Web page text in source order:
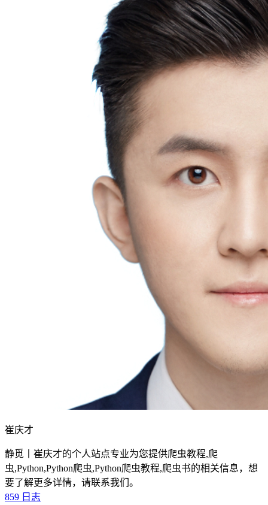
崔庆才
静觅丨崔庆才的个人站点专业为您提供爬虫教程,爬
虫,Python,Python爬虫,Python爬虫教程,爬虫书的相关信息，想
要了解更多详情，请联系我们。
859 日志